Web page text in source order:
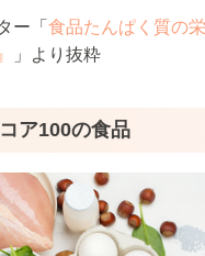
ー「 食品たんぱく質の
」より抜粋
ア100の食品